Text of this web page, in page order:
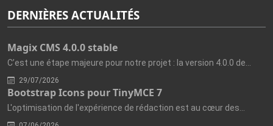
DERNIÈRES ACTUALITÉS
Magix CMS 4.0.0 stable
C’est une étape majeure pour notre projet : la version 4.0.0 de...
29/07/2026
Bootstrap Icons pour TinyMCE 7
L'optimisation de l'expérience de rédaction est au cœur des...